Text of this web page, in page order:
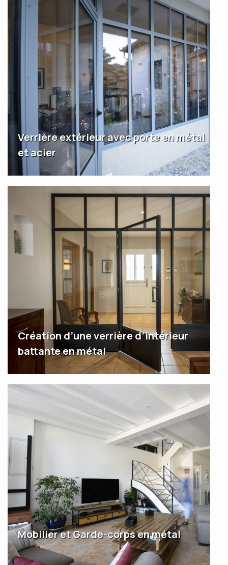
Verrière extérieur avec porte en métal
et acier
Création d’une verrière d’intérieur
battante en métal
Mobilier et Garde-corps en métal